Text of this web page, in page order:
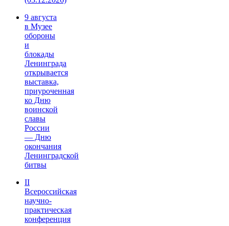
9 августа
в Музее
обороны
и
блокады
Ленинграда
открывается
выставка,
приуроченная
ко Дню
воинской
славы
России
— Дню
окончания
Ленинградской
битвы
II
Всероссийская
научно-
практическая
конференция